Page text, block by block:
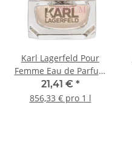
Karl Lagerfeld Pour
Femme Eau de Parfum
25ml
21,41 € *
856,33 € pro 1 l